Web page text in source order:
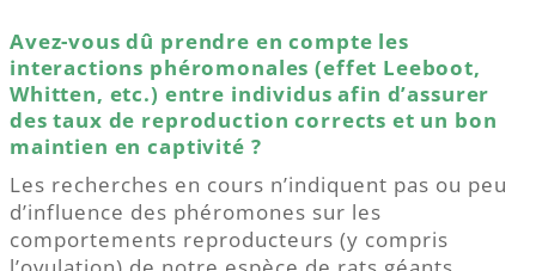
Avez-vous dû prendre en compte les
interactions phéromonales (effet Leeboot,
Whitten, etc.) entre individus afin d’assurer
des taux de reproduction corrects et un bon
maintien en captivité ?
Les recherches en cours n’indiquent pas ou peu
d’influence des phéromones sur les
comportements reproducteurs (y compris